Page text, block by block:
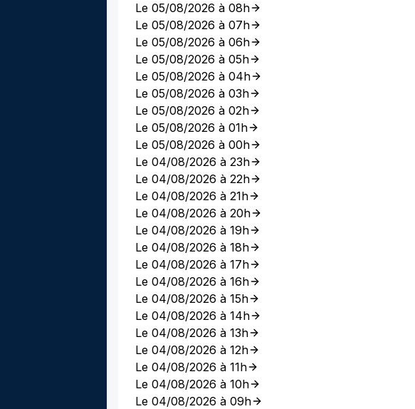
Le 05/08/2026 à 08h
Le 05/08/2026 à 07h
Le 05/08/2026 à 06h
Le 05/08/2026 à 05h
Le 05/08/2026 à 04h
Le 05/08/2026 à 03h
Le 05/08/2026 à 02h
Le 05/08/2026 à 01h
Le 05/08/2026 à 00h
Le 04/08/2026 à 23h
Le 04/08/2026 à 22h
Le 04/08/2026 à 21h
Le 04/08/2026 à 20h
Le 04/08/2026 à 19h
Le 04/08/2026 à 18h
Le 04/08/2026 à 17h
Le 04/08/2026 à 16h
Le 04/08/2026 à 15h
Le 04/08/2026 à 14h
Le 04/08/2026 à 13h
Le 04/08/2026 à 12h
Le 04/08/2026 à 11h
Le 04/08/2026 à 10h
Le 04/08/2026 à 09h